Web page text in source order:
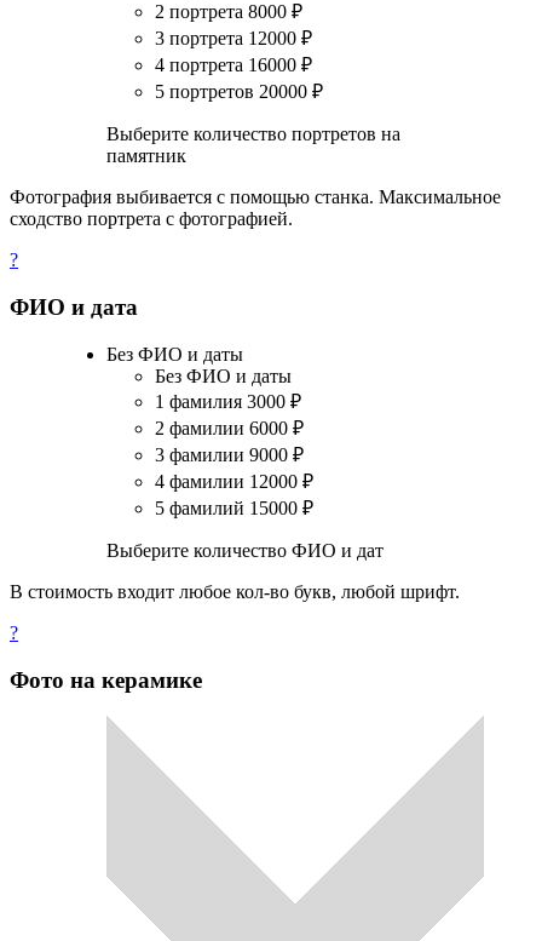
2 портрета 8000 ₽
3 портрета 12000 ₽
4 портрета 16000 ₽
5 портретов 20000 ₽
Выберите количество портретов на
памятник
Фотография выбивается с помощью станка. Максимальное
сходство портрета с фотографией.
?
ФИО и дата
Без ФИО и даты
Без ФИО и даты
1 фамилия 3000 ₽
2 фамилии 6000 ₽
3 фамилии 9000 ₽
4 фамилии 12000 ₽
5 фамилий 15000 ₽
Выберите количество ФИО и дат
В стоимость входит любое кол-во букв, любой шрифт.
?
Фото на керамике